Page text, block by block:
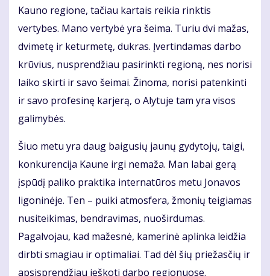
Kauno regione, tačiau kartais reikia rinktis
vertybes. Mano vertybė yra šeima. Turiu dvi mažas,
dvimetę ir keturmetę, dukras. Įvertindamas darbo
krūvius, nusprendžiau pasirinkti regioną, nes norisi
laiko skirti ir savo šeimai. Žinoma, norisi patenkinti
ir savo profesinę karjerą, o Alytuje tam yra visos
galimybės.
Šiuo metu yra daug baigusių jaunų gydytojų, taigi,
konkurencija Kaune irgi nemaža. Man labai gerą
įspūdį paliko praktika internatūros metu Jonavos
ligoninėje. Ten – puiki atmosfera, žmonių teigiamas
nusiteikimas, bendravimas, nuoširdumas.
Pagalvojau, kad mažesnė, kamerinė aplinka leidžia
dirbti smagiau ir optimaliai. Tad dėl šių priežasčių ir
apsisprendžiau ieškoti darbo regionuose.